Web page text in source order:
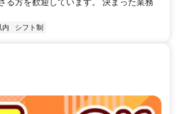
内 シフト制